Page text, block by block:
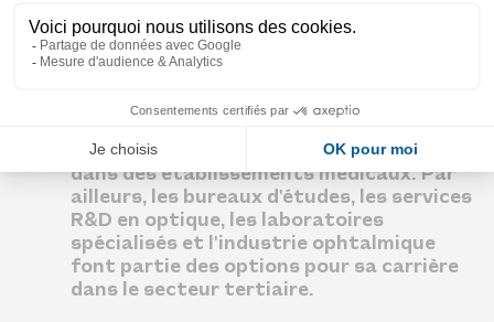
BTS en Modules
Opticien Manager
Les débouchés
nombreuses opportunités de carrière. Il
les magasins d'optique, mais également
dans des établissements médicaux. Par
ailleurs, les bureaux d'études, les services
R&D en optique, les laboratoires
spécialisés et l'industrie ophtalmique
font partie des options pour sa carrière
dans le secteur tertiaire.